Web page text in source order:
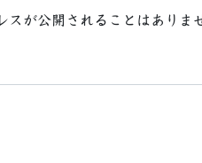
スが公開されることはありま